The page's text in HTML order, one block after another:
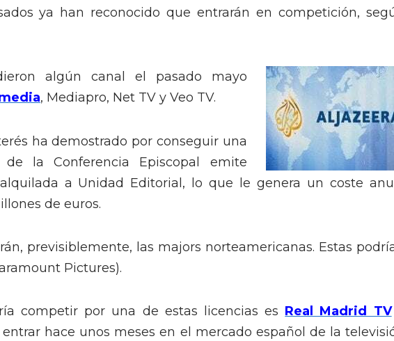
ya han reconocido que entrarán en competición,
algún canal el pasado mayo
, Mediapro, Net TV y Veo TV.
ha demostrado por conseguir una
la Conferencia Episcopal emite
a Unidad Editorial, lo que le genera un coste
de euros.
previsiblemente, las majors norteamericanas. Estas
Pictures).
competir por una de estas licencias es Real Madrid TV
hace unos meses en el mercado español de la